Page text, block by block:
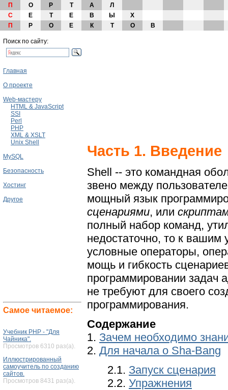
П О Р Т А
Л
С
Е Т Е В Ы
Х
П
Р О Е К Т О В
Поиск по сайту:
Главная
О проекте
Web-мастеру
HTML & JavaScript
SSI
Perl
PHP
XML & XSLT
Unix Shell
MySQL
Безопасность
Хостинг
Другое
Самое читаемое:
Учебник PHP - "Для
Чайника".
Просмотров 6310 раз(а).
Иллюстрированный
самоучитель по созданию
сайтов.
Просмотров 8431 раз(а).
Часть 1. Введение
Shell -- это командная
звено между
мощный язык
сценариями, или
полный набор команд,
недостаточно, то к вашим
условные операторы,
мощь и гибкость
программировании задач
не требуют для своего
программирования.
Содержание
1. Зачем необходимо
2. Для начала о Sha-Bang
2.1. Запуск сценария
2.2. Упражнения